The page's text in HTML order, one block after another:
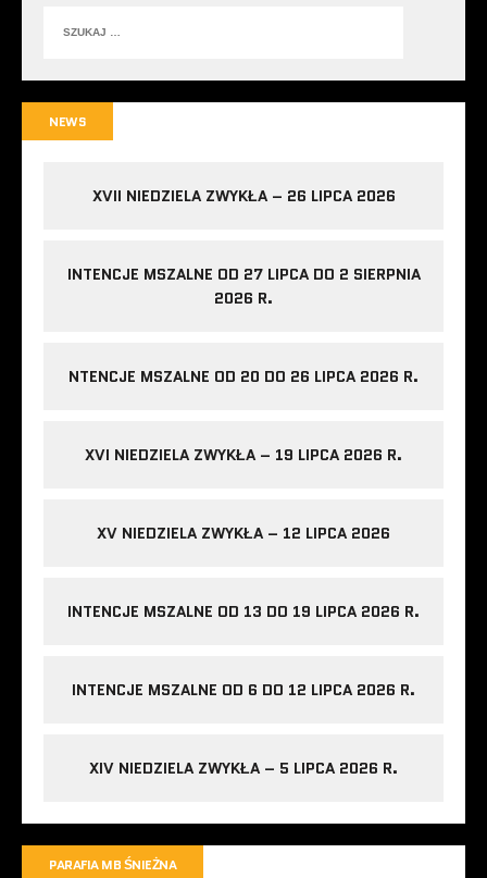
NEWS
XVII NIEDZIELA ZWYKŁA – 26 LIPCA 2026
INTENCJE MSZALNE OD 27 LIPCA DO 2 SIERPNIA
2026 R.
NTENCJE MSZALNE OD 20 DO 26 LIPCA 2026 R.
XVI NIEDZIELA ZWYKŁA – 19 LIPCA 2026 R.
XV NIEDZIELA ZWYKŁA – 12 LIPCA 2026
INTENCJE MSZALNE OD 13 DO 19 LIPCA 2026 R.
INTENCJE MSZALNE OD 6 DO 12 LIPCA 2026 R.
XIV NIEDZIELA ZWYKŁA – 5 LIPCA 2026 R.
PARAFIA MB ŚNIEŻNA